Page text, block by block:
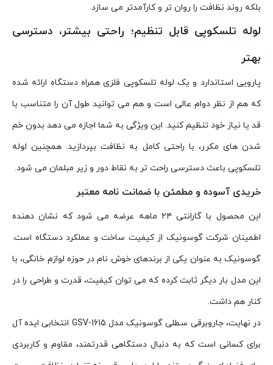
بلکه روند نظافت را روان تر و کارآمدتر می سازد.
لوله تلسکوپی قابل تنظیم؛ راحتی بیشتر، دسترسی
بهتر
پارویی استاندارد و یک لوله تلسکوپی فلزی همراه دستگاه ارائه شده
که هم از نظر دوام عالی است و هم می توانید طول آن را متناسب با
قد یا نیاز خود تنظیم کنید. این ویژگی به شما اجازه می دهد بدون خم
شدن های مکرر، با راحتی کامل به نظافت بپردازید. همچنین لوله
تلسکوپی باعث دسترسی راحت تر به نقاط دور و زیر مبلمان می شود.
خریدی آسوده و مطمئن با ضمانت نامه معتبر
این محصول با گارانتی ۲۴ ماهه عرضه می شود که نشان دهنده
اطمینان شرکت گوسونیک از کیفیت ساخت و عملکرد دستگاه است.
گوسونیک به عنوان یکی از برندهای خوش نام در حوزه لوازم خانگی، با
این مدل بار دیگر ثابت کرده که می توان کیفیت، قدرت و طراحی را در
کنار هم داشت.
در نهایت، جاروبرقی سطلی گوسونیک مدل GSV-1615 انتخابی ایده آل
برای کسانی است که به دنبال دستگاهی قدرتمند، مقاوم و کاربردی